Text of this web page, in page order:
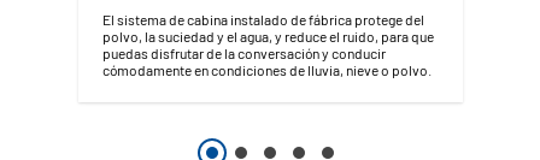
El sistema de cabina instalado de fábrica protege del
polvo, la suciedad y el agua, y reduce el ruido, para que
puedas disfrutar de la conversación y conducir
cómodamente en condiciones de lluvia, nieve o polvo.